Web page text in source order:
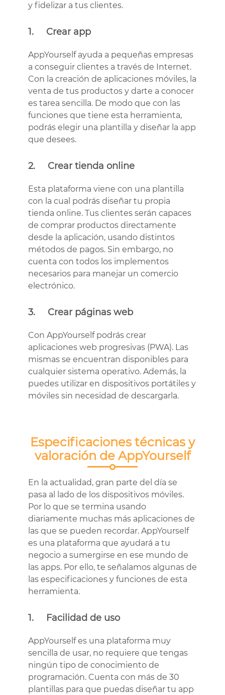
y fidelizar a tus clientes.
1. Crear app
AppYourself ayuda a pequeñas empresas
a conseguir clientes a través de Internet.
Con la creación de aplicaciones móviles, la
venta de tus productos y darte a conocer
es tarea sencilla. De modo que con las
funciones que tiene esta herramienta,
podrás elegir una plantilla y diseñar la app
que desees.
2. Crear tienda online
Esta plataforma viene con una plantilla
con la cual podrás diseñar tu propia
tienda online. Tus clientes serán capaces
de comprar productos directamente
desde la aplicación, usando distintos
métodos de pagos. Sin embargo, no
cuenta con todos los implementos
necesarios para manejar un comercio
electrónico.
3. Crear páginas web
Con AppYourself podrás crear
aplicaciones web progresivas (PWA). Las
mismas se encuentran disponibles para
cualquier sistema operativo. Además, la
puedes utilizar en dispositivos portátiles y
móviles sin necesidad de descargarla.
Especificaciones técnicas y
valoración de AppYourself
En la actualidad, gran parte del día se
pasa al lado de los dispositivos móviles.
Por lo que se termina usando
diariamente muchas más aplicaciones de
las que se pueden recordar. AppYourself
es una plataforma que ayudará a tu
negocio a sumergirse en ese mundo de
las apps. Por ello, te señalamos algunas de
las especificaciones y funciones de esta
herramienta.
1. Facilidad de uso
AppYourself es una plataforma muy
sencilla de usar, no requiere que tengas
ningún tipo de conocimiento de
programación. Cuenta con más de 30
plantillas para que puedas diseñar tu app